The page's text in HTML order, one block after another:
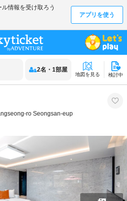
2名 ・ 1部屋
地図を見る 検討中
ro Seongsan-eup